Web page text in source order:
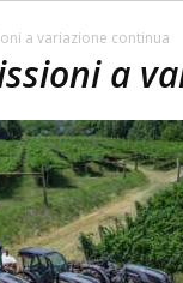
a variazione continua
a